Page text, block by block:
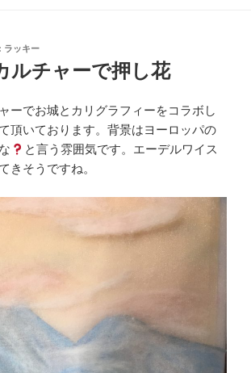
ラッキー
ルチャーで押し花
ーでお城とカリグラフィーをコラボし
頂いております。背景はヨーロッパの
と言う雰囲気です。エーデルワイス
きそうですね。